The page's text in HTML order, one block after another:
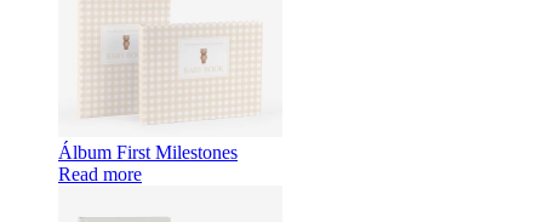
Álbum First Milestones
Read more